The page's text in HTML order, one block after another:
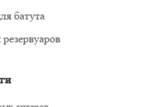
батута